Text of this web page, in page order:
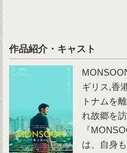
作品紹介・キャスト
ギリス,香
トナムを
れ故郷を
『
は、自身